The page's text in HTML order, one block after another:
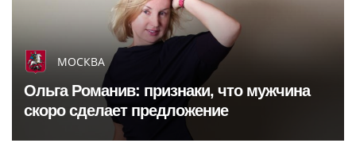
МОСКВА
Ольга Романив: признаки, что мужчина
скоро сделает предложение